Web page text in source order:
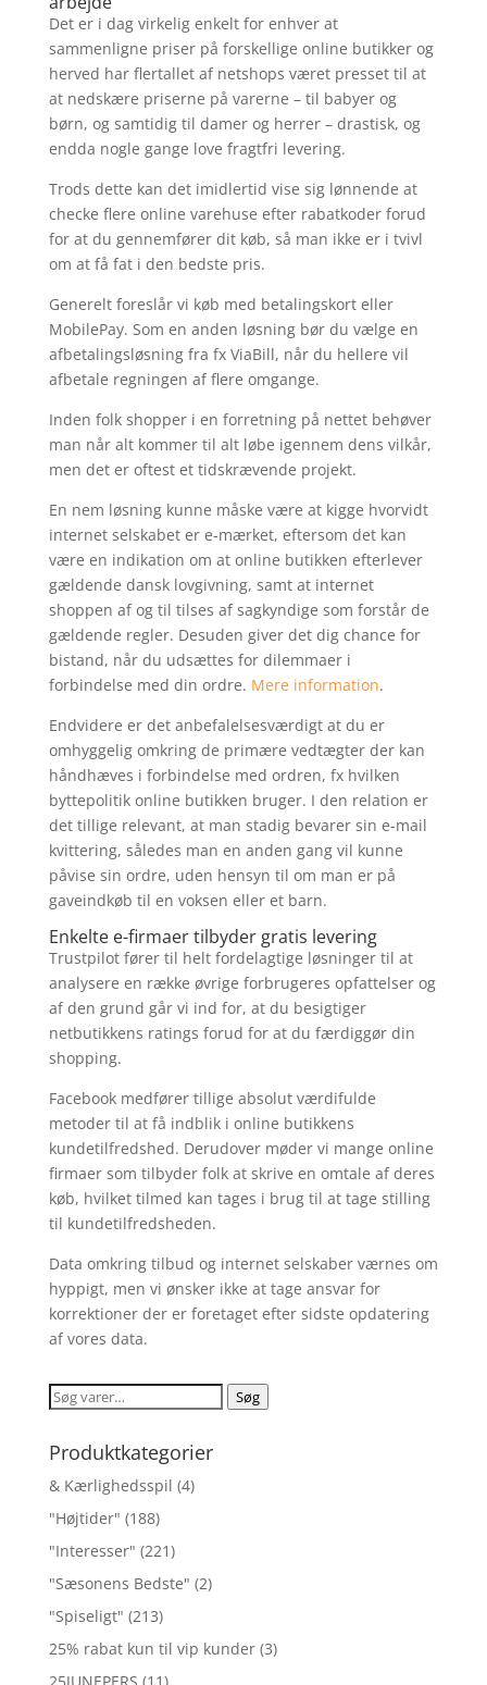
Det er i dag virkelig enkelt for enhver at
sammenligne priser på forskellige online butikker og
herved har flertallet af netshops været presset til at
at nedskære priserne på varerne – til babyer og
børn, og samtidig til damer og herrer – drastisk, og
endda nogle gange love fragtfri levering.
Trods dette kan det imidlertid vise sig lønnende at
checke flere online varehuse efter rabatkoder forud
for at du gennemfører dit køb, så man ikke er i tvivl
om at få fat i den bedste pris.
Generelt foreslår vi køb med betalingskort eller
MobilePay. Som en anden løsning bør du vælge en
afbetalingsløsning fra fx ViaBill, når du hellere vil
afbetale regningen af flere omgange.
Inden folk shopper i en forretning på nettet behøver
man når alt kommer til alt løbe igennem dens vilkår,
men det er oftest et tidskrævende projekt.
En nem løsning kunne måske være at kigge hvorvidt
internet selskabet er e-mærket, eftersom det kan
være en indikation om at online butikken efterlever
gældende dansk lovgivning, samt at internet
shoppen af og til tilses af sagkyndige som forstår de
gældende regler. Desuden giver det dig chance for
bistand, når du udsættes for dilemmaer i
forbindelse med din ordre. Mere information.
Endvidere er det anbefalelsesværdigt at du er
omhyggelig omkring de primære vedtægter der kan
håndhæves i forbindelse med ordren, fx hvilken
byttepolitik online butikken bruger. I den relation er
det tillige relevant, at man stadig bevarer sin e-mail
kvittering, således man en anden gang vil kunne
påvise sin ordre, uden hensyn til om man er på
gaveindkøb til en voksen eller et barn.
Enkelte e-firmaer tilbyder gratis levering
Trustpilot fører til helt fordelagtige løsninger til at
analysere en række øvrige forbrugeres opfattelser og
af den grund går vi ind for, at du besigtiger
netbutikkens ratings forud for at du færdiggør din
shopping.
Facebook medfører tillige absolut værdifulde
metoder til at få indblik i online butikkens
kundetilfredshed. Derudover møder vi mange online
firmaer som tilbyder folk at skrive en omtale af deres
køb, hvilket tilmed kan tages i brug til at tage stilling
til kundetilfredsheden.
Data omkring tilbud og internet selskaber værnes om
hyppigt, men vi ønsker ikke at tage ansvar for
korrektioner der er foretaget efter sidste opdatering
af vores data.
Søg
Søg
Produktkategorier
& Kærlighedsspil (4)
"Højtider" (188)
"Interesser" (221)
"Sæsonens Bedste" (2)
"Spiseligt" (213)
25% rabat kun til vip kunder (3)